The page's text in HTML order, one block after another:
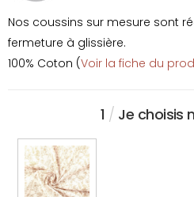
Nos coussins sur mesure sont
fermeture à glissière.
100% Coton (Voir la fiche du
1 / Je choisis